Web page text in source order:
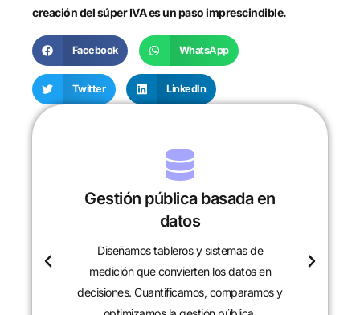
creación del súper IVA es un paso imprescindible.
Facebook WhatsApp
Twitter LinkedIn
Gestión pública basada en
datos
Diseñamos tableros y sistemas de
medición que convierten los datos en
decisiones. Cuantificamos, comparamos y